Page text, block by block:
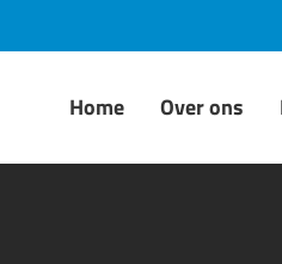
Home Over ons